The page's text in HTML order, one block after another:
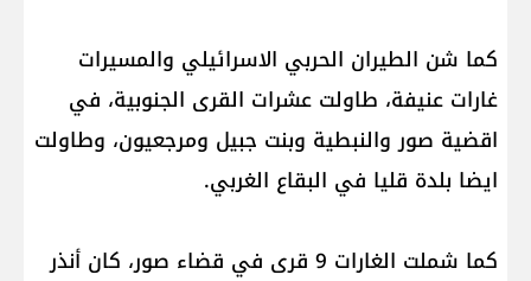
كما شن الطيران الحربي الاسرائيلي والمسيرات
غارات عنيفة، طاولت عشرات القرى الجنوبية، في
اقضية صور والنبطية وبنت جبيل ومرجعيون، وطاولت
ايضا بلدة قليا في البقاع الغربي.
كما شملت الغارات 9 قرى في قضاء صور، كان أنذر